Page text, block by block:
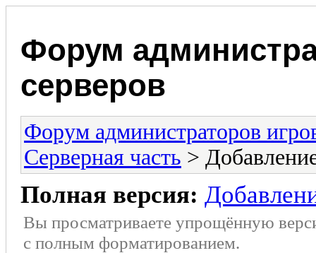
Форум
серверов
Форум администраторов
Серверная часть >
Полная версия:
Вы просматриваете упрощённую
с полным форматированием.